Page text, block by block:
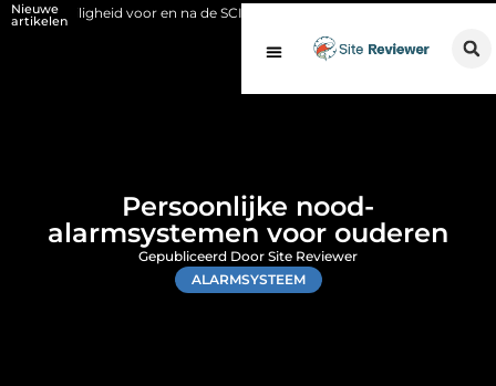
Nieuwe
artikelenvoor en na de SCIOS-keuring van de stookinstallatie
Persoonlijke nood-
alarmsystemen voor ouderen
ALARMSYSTEEM
Gepubliceerd Door Site Reviewer